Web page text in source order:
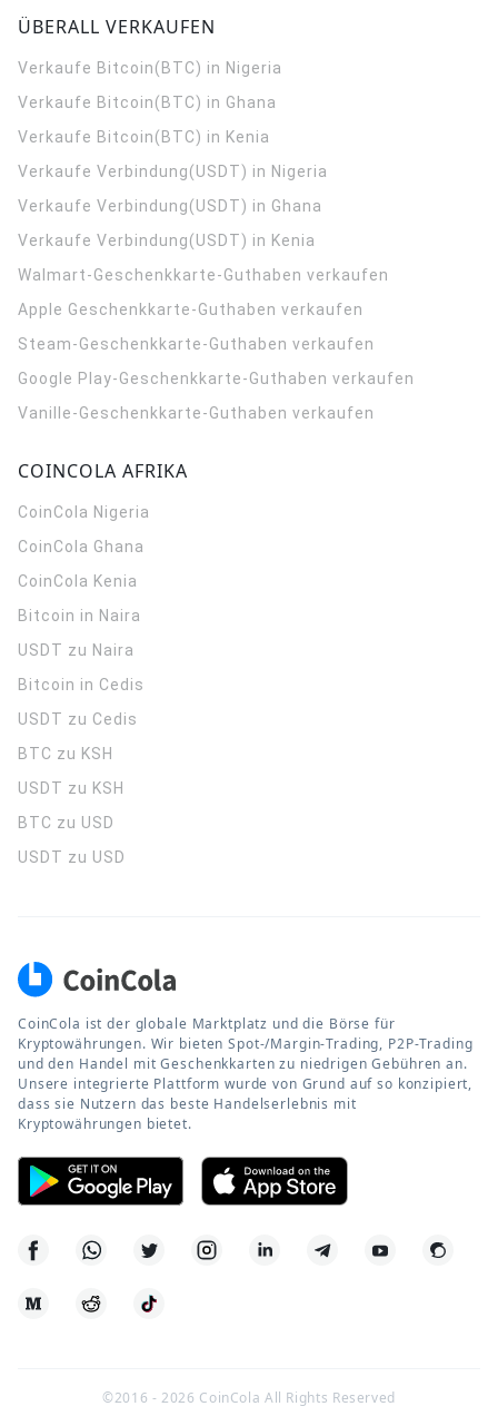
ÜBERALL VERKAUFEN
Verkaufe Bitcoin(BTC) in Nigeria
Verkaufe Bitcoin(BTC) in Ghana
Verkaufe Bitcoin(BTC) in Kenia
Verkaufe Verbindung(USDT) in Nigeria
Verkaufe Verbindung(USDT) in Ghana
Verkaufe Verbindung(USDT) in Kenia
Walmart-Geschenkkarte-Guthaben verkaufen
Apple Geschenkkarte-Guthaben verkaufen
Steam-Geschenkkarte-Guthaben verkaufen
Google Play-Geschenkkarte-Guthaben verkaufen
Vanille-Geschenkkarte-Guthaben verkaufen
COINCOLA AFRIKA
CoinCola Nigeria
CoinCola Ghana
CoinCola Kenia
Bitcoin in Naira
USDT zu Naira
Bitcoin in Cedis
USDT zu Cedis
BTC zu KSH
USDT zu KSH
BTC zu USD
USDT zu USD
CoinCola ist der globale Marktplatz und die Börse für
Kryptowährungen. Wir bieten Spot-/Margin-Trading, P2P-Trading
und den Handel mit Geschenkkarten zu niedrigen Gebühren an.
Unsere integrierte Plattform wurde von Grund auf so konzipiert,
dass sie Nutzern das beste Handelserlebnis mit
Kryptowährungen bietet.
©2016 -2026 CoinCola All Rights Reserved